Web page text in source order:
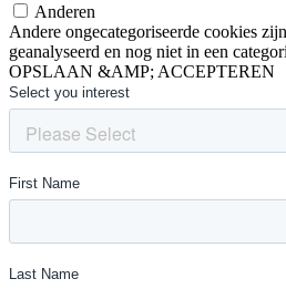
Anderen
Andere ongecategoriseerde cookies
geanalyseerd en nog niet in een
OPSLAAN &AMP; ACCEPTEREN